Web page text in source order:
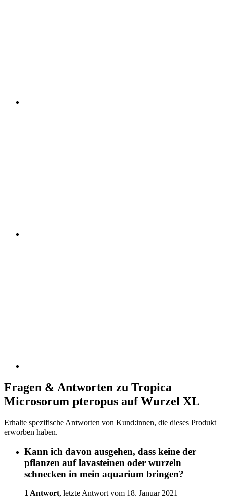
Fragen & Antworten zu Tropica
Microsorum pteropus auf Wurzel XL
Erhalte spezifische Antworten von Kund:innen, die dieses Produkt
erworben haben.
Kann ich davon ausgehen, dass keine der
pflanzen auf lavasteinen oder wurzeln
schnecken in mein aquarium bringen?
1 Antwort, letzte Antwort vom 18. Januar 2021